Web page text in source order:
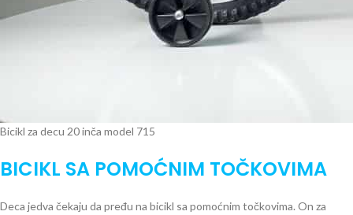
Bicikl za decu 20 inča model 715
BICIKL SA POMOĆNIM TOČKOVIMA
Deca jedva čekaju da pređu na bicikl sa pomoćnim točkovima. On za